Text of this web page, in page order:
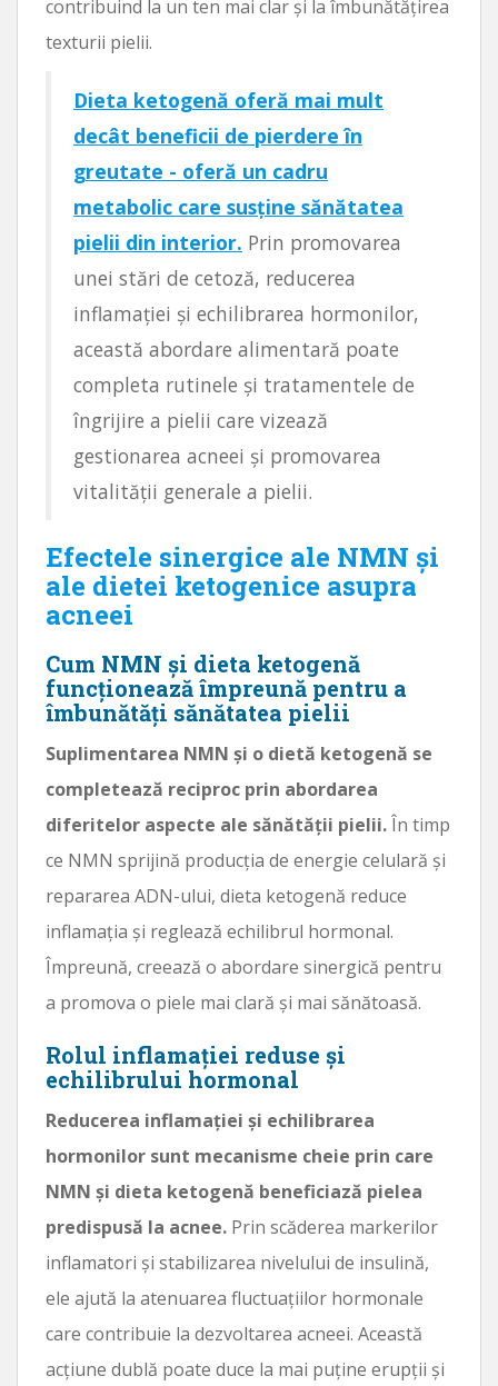
contribuind la un ten mai clar și la îmbunătățirea
texturii pielii.
Dieta ketogenă oferă mai mult
decât beneficii de pierdere în
greutate - oferă un cadru
metabolic care susține sănătatea
pielii din interior. Prin promovarea
unei stări de cetoză, reducerea
inflamației și echilibrarea hormonilor,
această abordare alimentară poate
completa rutinele și tratamentele de
îngrijire a pielii care vizează
gestionarea acneei și promovarea
vitalității generale a pielii.
Efectele sinergice ale NMN și
ale dietei ketogenice asupra
acneei
Cum NMN și dieta ketogenă
funcționează împreună pentru a
îmbunătăți sănătatea pielii
Suplimentarea NMN și o dietă ketogenă se
completează reciproc prin abordarea
diferitelor aspecte ale sănătății pielii.În timp
ce NMN sprijină producția de energie celulară și
repararea ADN-ului, dieta ketogenă reduce
inflamația și reglează echilibrul hormonal.
Împreună, creează o abordare sinergică pentru
a promova o piele mai clară și mai sănătoasă.
Rolul inflamației reduse și
echilibrului hormonal
Reducerea inflamației și echilibrarea
hormonilor sunt mecanisme cheie prin care
NMN și dieta ketogenă beneficiază pielea
predispusă la acnee. Prin scăderea markerilor
inflamatori și stabilizarea nivelului de insulină,
ele ajută la atenuarea fluctuațiilor hormonale
care contribuie la dezvoltarea acneei. Această
acțiune dublă poate duce la mai puține erupții și